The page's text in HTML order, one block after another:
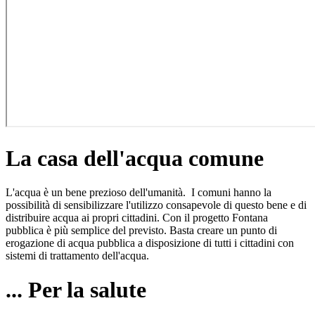
La casa dell'acqua comune
L'acqua è un bene prezioso dell'umanità. I comuni hanno la
possibilità di sensibilizzare l'utilizzo consapevole di questo bene e di
distribuire acqua ai propri cittadini. Con il progetto Fontana
pubblica è più semplice del previsto. Basta creare un punto di
erogazione di acqua pubblica a disposizione di tutti i cittadini con
sistemi di trattamento dell'acqua.
... Per la salute